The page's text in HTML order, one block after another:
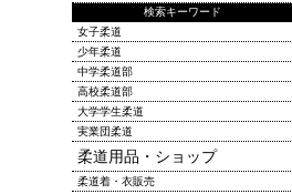
検索キーワード
女子柔道
少年柔道
中学柔道部
高校柔道部
大学学生柔道
実業団柔道
柔道用品・ショップ
柔道着・衣販売